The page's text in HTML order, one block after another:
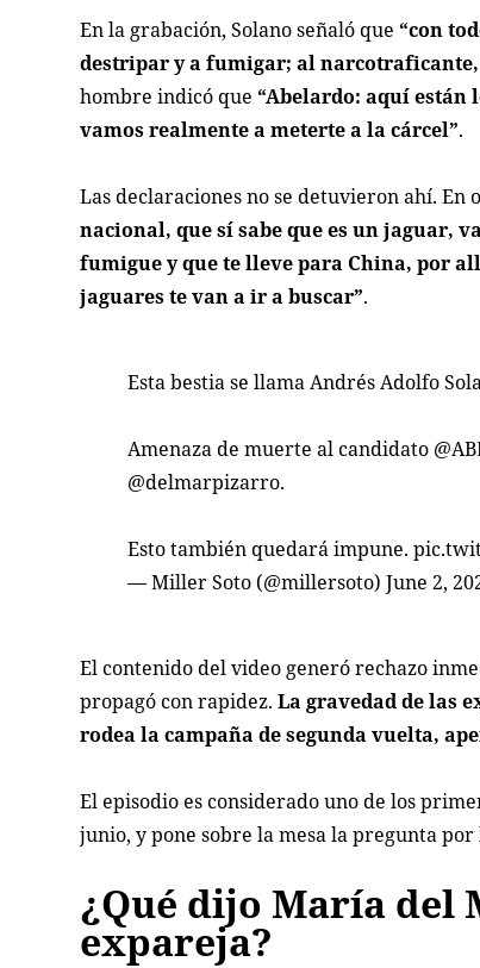
En la grabación, Solano señaló que “con
destripar y a fumigar; al
hombre indicó que “Abelardo: aquí
vamos realmente a meterte a la cárcel”.
Las declaraciones no se detuvieron ahí.
nacional, que sí sabe que es un jaguar,
fumigue y que te lleve para China, por
jaguares te van a ir a buscar”.
Esta bestia se llama Andrés Adolfo
Amenaza de muerte al candidato
@delmarpizarro.
Esto también quedará impune.
— Miller Soto (@millersoto)June 2,
El contenido del video generó rechazo
propagó con rapidez.La gravedad de las
rodea la campaña de segunda vuelta,
El episodio es considerado uno de los
junio, y pone sobre la mesa la pregunta
¿Qué dijo María del
expareja?